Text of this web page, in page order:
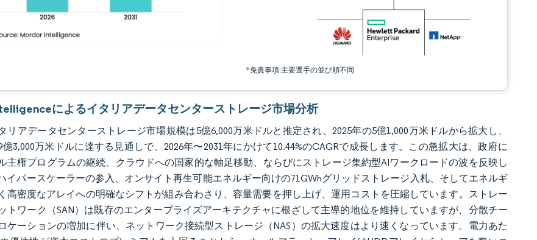
*免責事項:主要選手の並び順不同
によるイタリアデータセンターストレージ市場分析
リアデータセンターストレージ市場規模は5億6,000万米ドルと推定され、2025年の5億1,000万米ドルから拡大し、
億3,000万米ドルに達する見通しで、2026年〜2031年にかけて10.44%のCAGRで成長します。この急拡大は、政府に
主権プログラムの継続、クラウドへの国家的な軸足移動、ならびにストレージ集約型AIワークロードの波を反映し
イパースケーラーの参入、オンサイト再生可能エネルギー向けの71GWhグリッドストレージ入札、そしてエネルギ
高密度なアレイへの明確なシフトが組み合わさり、容量需要を押し上げ、運用コストを圧縮しています。ストレー
トワーク（SAN）は既存のエンタープライズアーキテクチャに根ざして主導的地位を維持していますが、分散チー
ケーションの増加に伴い、ネットワーク接続型ストレージ（NAS）の拡大速度はより速くなっています。電力あた